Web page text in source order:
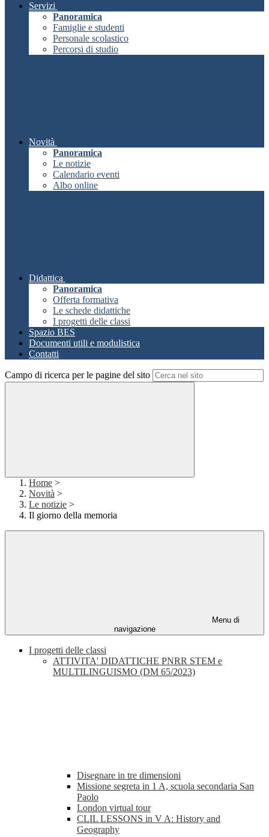
Servizi
Panoramica
Famiglie e studenti
Personale scolastico
Percorsi di studio
Novità
Panoramica
Le notizie
Calendario eventi
Albo online
Didattica
Panoramica
Offerta formativa
Le schede didattiche
I progetti delle classi
Spazio BES
Documenti utili e modulistica
Contatti
Campo di ricerca per le pagine del sito
Home >
Novità >
Le notizie >
Il giorno della memoria
Menu di
navigazione
I progetti delle classi
ATTIVITA' DIDATTICHE PNRR STEM e
MULTILINGUISMO (DM 65/2023)
Disegnare in tre dimensioni
Missione segreta in 1 A, scuola secondaria San
Paolo
London virtual tour
CLIL LESSONS in V A: History and
Geography